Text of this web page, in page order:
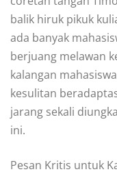
balik hiruk pikuk
ada banyak
berjuang melawan
kalangan
kesulitan
jarang sekali
ini.
Pesan Kritis untuk